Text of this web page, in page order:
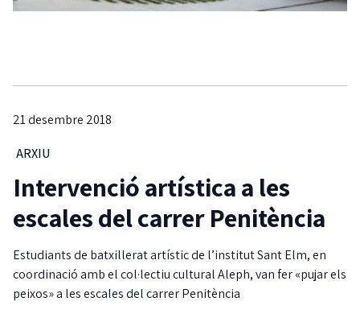
21 desembre 2018
ARXIU
Intervenció artística a les
escales del carrer Penitència
Estudiants de batxillerat artístic de l’institut Sant Elm, en
coordinació amb el col·lectiu cultural Aleph, van fer «pujar els
peixos» a les escales del carrer Penitència